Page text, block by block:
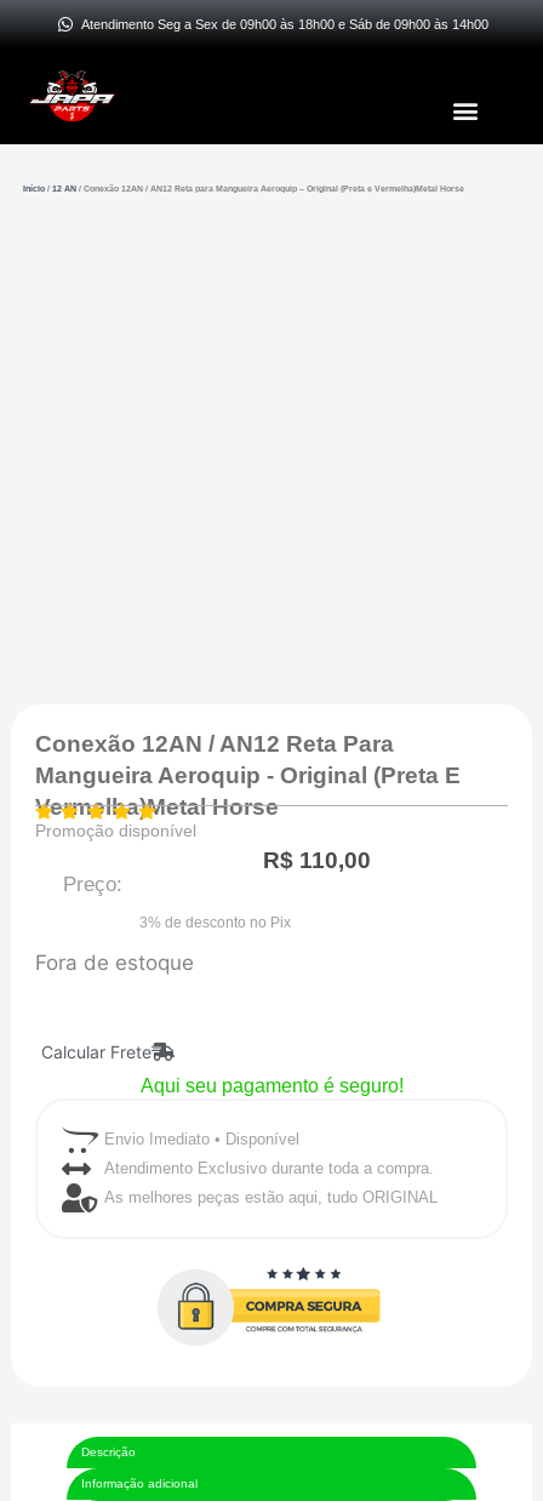
Ir
conteúdo
Atendimento Seg a Sex de 09h00 às 18h00 e Sáb de 09h00 às 14h00
Menu
Início /12 AN / Conexão 12AN / AN12 Reta para Mangueira Aeroquip – Original (Preta e Vermelha)Metal Horse
Conexão 12AN / AN12 Reta Para
Mangueira Aeroquip - Original (Preta E
Vermelha)Metal Horse
Promoção disponível
Preço:
R$ 110,00
3% de desconto no Pix
Fora de estoque
Calcular Frete
Aqui seu pagamento é seguro!
Envio Imediato • Disponível
Atendimento Exclusivo durante toda a compra.
As melhores peças estão aqui, tudo ORIGINAL
Descrição
Informação adicional